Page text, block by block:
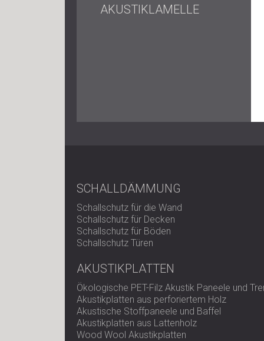
AKUSTIKLAMELLE
SCHALLDÄMMUNG
Schallschutz für die Wand
Schallschutz für Decken
Schallschutz für Böden
Schallschutz Türen
AKUSTIKPLATTEN
Ökologische PET-Filz Akustik Paneele und
Akustikplatten aus perforiertem Holz
Akustische Stoffpaneele und Baffel
Akustikplatten aus Lattenholz
Wood Wool Akustikplatten